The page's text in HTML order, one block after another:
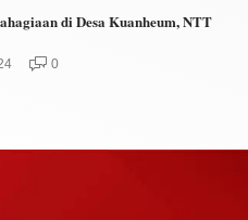
di Desa Kuanheum, NTT
0